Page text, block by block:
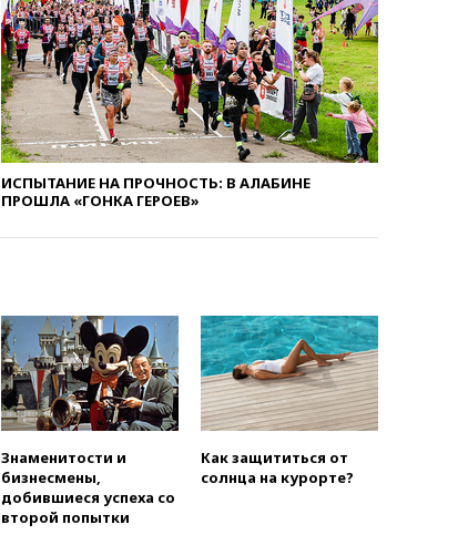
14:39Экс-издатель Popcorn
Books получил условный срок
по делу о пропаганде ЛГБТ
14:34Минпромторг не
намерен сокращать перечень
товаров для параллельного
импорта
14:14Роспотребнадзор
105 пляжах в Анапе
13:57
Wildberries запустит
программу по открытию
партнерских хабов
13:53
Сенаторы Аргентины
законопроект о частной
собственности
ИСПЫТАНИЕ НА ПРОЧНОСТЬ: В АЛАБИНЕ
ПРОШЛА «ГОНКА ГЕРОЕВ»
Знаменитости и
бизнесмены,
добившиеся успеха со
второй попытки
Как защититься от
солнца на курорте?